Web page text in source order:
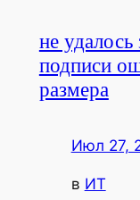
не удалось
подписи
размера
Июл 27,
в ИТ